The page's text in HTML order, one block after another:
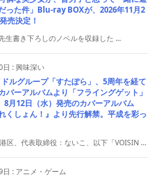
った件」Blu-ray BOXが、2026年11月2
売決定！
書き下ろしのノベルを収録した ...
日 :興味深い
ルグループ「すたぽら」、5周年を経て
バーアルバムより「フライングゲット」
8月12日（水）発売のカバーアルバム
くしょん！』より先行解禁。平成を彩っ
区、代表取締役：ないこ、以下「VOISIN ...
日 : アニメ・ゲーム